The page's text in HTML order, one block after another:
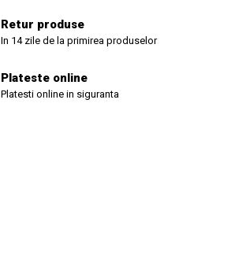
Retur produse
In 14 zile de la primirea produselor
Plateste online
Platesti online in siguranta